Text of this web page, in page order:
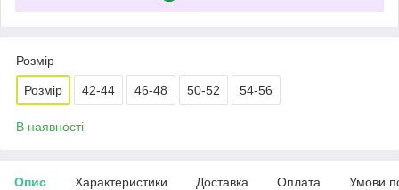
Розмір
Розмір 42-44 46-48 50-52 54-56
В наявності
Опис Характеристики Доставка Оплата Умови